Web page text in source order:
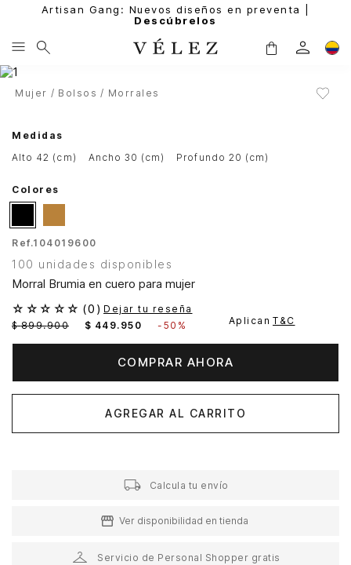
Artisan Gang: Nuevos diseños en preventa |
Descúbrelos
Mujer Bolsos Morrales
Medidas
alto 42 (cm)
ancho 30 (cm) profundo 20 (cm)
Colores
Ref.104019600
100 unidades disponibles
Morral Brumia en cuero para mujer
☆ ☆ ☆ ☆ ☆ (0 ) Dejar tu reseña
$ 899.900 $ 449. 950 - 50% Aplican T&C
COMPRAR AHORA
AGREGAR AL CARRITO
Calcula tu envío
Ver disponibilidad en tienda
Servicio de Personal Shopper gratis